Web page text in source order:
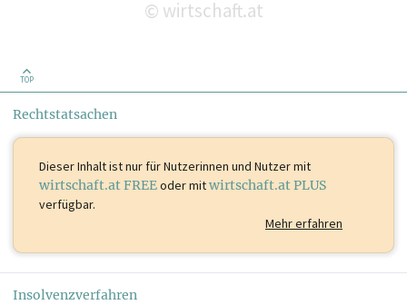
© wirtschaft.at
TOP
Rechtstatsachen
Dieser Inhalt istnur für Nutzerinnen und Nutzer mit
wirtschaft.at FREEoder mitwirtschaft.at PLUS
verfügbar.
Mehr erfahren
Insolvenzverfahren